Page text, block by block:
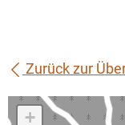
Zurück zur
+